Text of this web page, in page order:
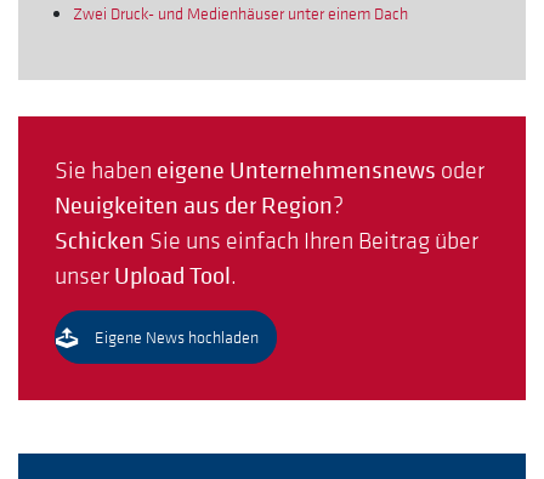
Zwei Druck- und Medienhäuser unter einem Dach
Sie haben eigene Unternehmensnews oder
Neuigkeiten aus der Region?
Schicken Sie uns einfach Ihren Beitrag über
unser Upload Tool.
Eigene News hochladen